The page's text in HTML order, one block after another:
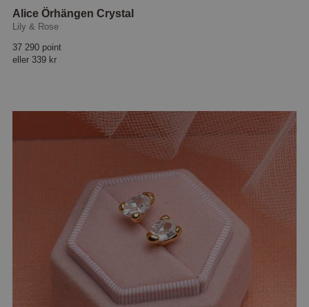
Alice Örhängen Crystal
Lily & Rose
37 290 point
eller 339 kr